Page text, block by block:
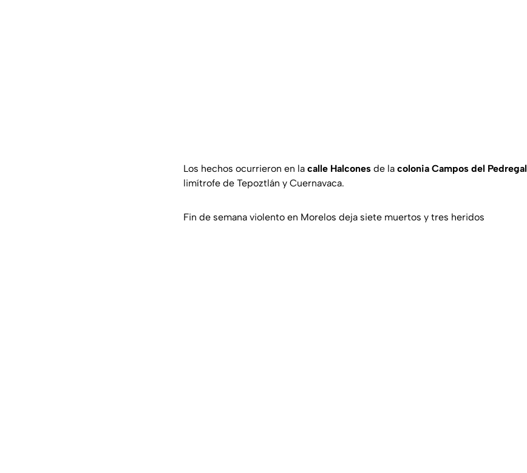
Los hechos ocurrieron en la calle Halcones de la colonia Campos del Pedregal
limítrofe de Tepoztlán y Cuernavaca.
Fin de semana violento en Morelos deja siete muertos y tres heridos